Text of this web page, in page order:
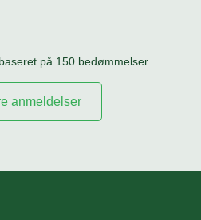
på 150 bedømmelser.​
anmeldelser​